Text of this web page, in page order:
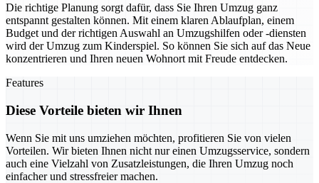
Die richtige Planung sorgt dafür, dass Sie Ihren Umzug ganz
entspannt gestalten können. Mit einem klaren Ablaufplan, einem
Budget und der richtigen Auswahl an Umzugshilfen oder -diensten
wird der Umzug zum Kinderspiel. So können Sie sich auf das Neue
konzentrieren und Ihren neuen Wohnort mit Freude entdecken.
Features
Diese Vorteile bieten wir Ihnen
Wenn Sie mit uns umziehen möchten, profitieren Sie von vielen
Vorteilen. Wir bieten Ihnen nicht nur einen Umzugsservice, sondern
auch eine Vielzahl von Zusatzleistungen, die Ihren Umzug noch
einfacher und stressfreier machen.